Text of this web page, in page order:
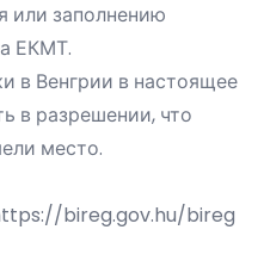
или заполнению
ЕКМТ.
в Венгрии в настоящее
в разрешении, что
место.
https://bireg.gov.hu/bireg